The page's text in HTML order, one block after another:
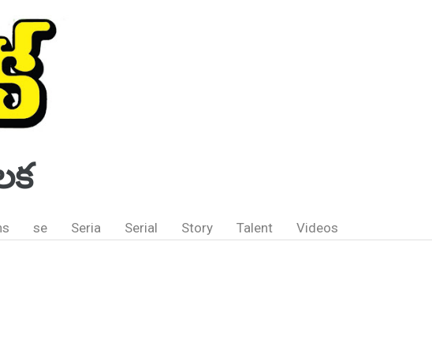
se Seria Serial Story Talent Videos